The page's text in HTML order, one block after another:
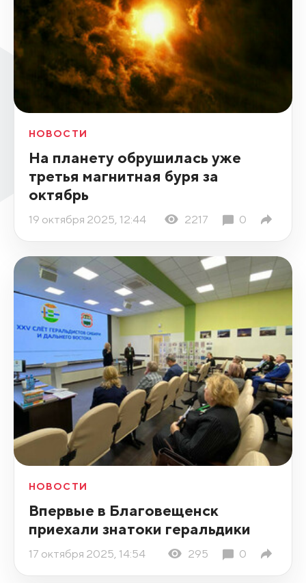
НОВОСТИ
На планету обрушилась уже
третья магнитная буря за
октябрь
19 октября 2025, 12:44 2217 0
НОВОСТИ
Впервые в Благовещенск
приехали знатоки геральдики
17 октября 2025, 14:54 295 0